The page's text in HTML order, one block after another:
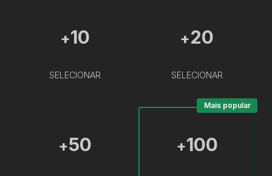
+10
SELECIONAR
+20
SELECIONAR
+50 +100
Mais popular